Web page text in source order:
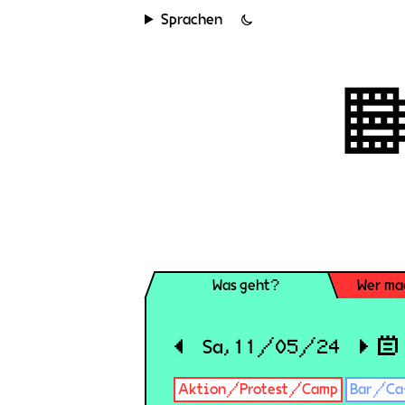
Sprachen
Was geht? Wer
◀ Sa, 11/05/24 ▶
Aktion/Protest/Camp Bar/